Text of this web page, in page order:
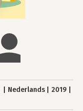
Nederlands
2019